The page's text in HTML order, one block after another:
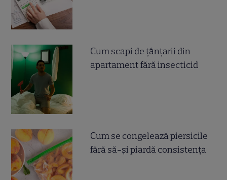
Cum scapi de țânțarii din
apartament fără insecticid
Cum se congelează piersicile
fără să-și piardă consistența